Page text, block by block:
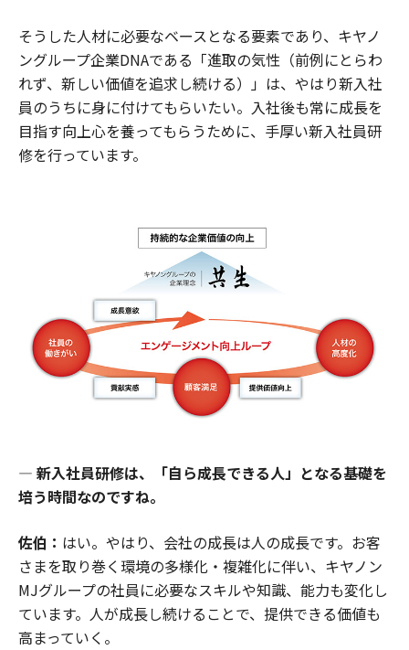
そうした人材に必要なベースとなる要素であり、キヤノ
ングループ企業DNAである「進取の気性（前例にとらわ
れず、新しい価値を追求し続ける）」は、やはり新入社
員のうちに身に付けてもらいたい。入社後も常に成長を
目指す向上心を養ってもらうために、手厚い新入社員研
修を行っています。
― 新入社員研修は、「自ら成長できる人」となる基礎を
培う時間なのですね。
佐伯： はい。やはり、会社の成長は人の成長です。お客
さまを取り巻く環境の多様化・複雑化に伴い、キヤノン
MJグループの社員に必要なスキルや知識、能力も変化し
ています。人が成長し続けることで、提供できる価値も
高まっていく。